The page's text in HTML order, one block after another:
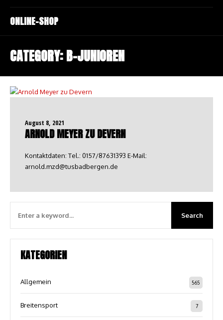
ONLINE-SHOP
CATEGORY:B-JUNIOREN
August 8, 2021
ARNOLD MEYER ZU DEVERN
Kontaktdaten: Tel.: 0157/87631393 E-Mail:
arnold.mzd@tusbadbergen.de
KATEGORIEN
Allgemein 565
Breitensport 7